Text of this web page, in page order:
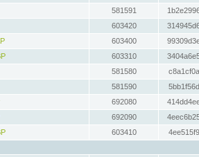
581591
603420
603400
603310
581580
581590
692080
692090
603410